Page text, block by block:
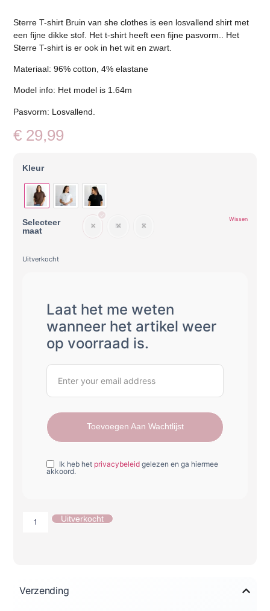
Sterre T-shirt Bruin van she clothes is een losvallend shirt met
een fijne dikke stof. Het t-shirt heeft een fijne pasvorm.. Het
Sterre T-shirt is er ook in het wit en zwart.
Materiaal: 96% cotton, 4% elastane
Model info: Het model is 1.64m
Pasvorm: Losvallend.
€ 29,99
Kleur
Selecteer
maat
L M S
Wissen
Uitverkocht
Laat het me weten
wanneer het artikel weer
op voorraad is.
Toevoegen Aan Wachtlijst
Ik heb het privacybeleidgelezen en ga hiermee
akkoord.
Uitverkocht
Verzending